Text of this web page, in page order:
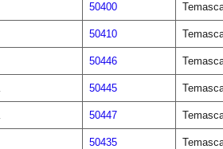
50400
50410
50446
50445
50447
50435